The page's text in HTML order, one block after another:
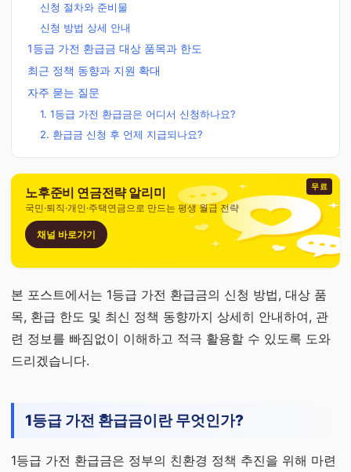
신청 절차와 준비물
신청 방법 상세 안내
1등급 가전 환급금 대상 품목과 한도
최근 정책 동향과 지원 확대
자주 묻는 질문
1. 1등급 가전 환급금은 어디서 신청하나요?
2. 환급금 신청 후 언제 지급되나요?
무료
노후준비 연금전략 알리미
국민·퇴직·개인·주택연금으로 만드는 평생 월급 전략
채널 바로가기
본 포스트에서는 1등급 가전 환급금의 신청 방법, 대상 품
목, 환급 한도 및 최신 정책 동향까지 상세히 안내하여, 관
련 정보를 빠짐없이 이해하고 적극 활용할 수 있도록 도와
드리겠습니다.
1등급 가전 환급금이란 무엇인가?
1등급 가전 환급금은 정부의 친환경 정책 추진을 위해 마련